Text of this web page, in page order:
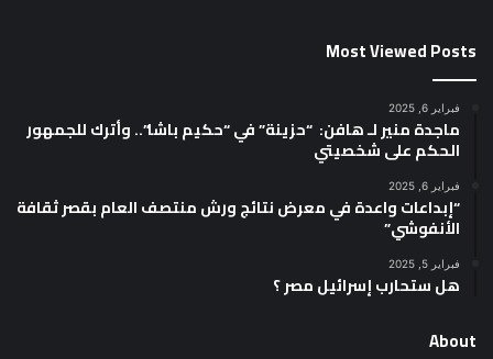
Most Viewed Posts
فبراير 6, 2025
ماجدة منير لـ هافن: “حزينة” في “حكيم باشا”.. وأترك للجمهور
الحكم على شخصيتي
فبراير 6, 2025
“إبداعات واعدة في معرض نتائج ورش منتصف العام بقصر ثقافة
الأنفوشي”
فبراير 5, 2025
هل ستحارب إسرائيل مصر ؟
About